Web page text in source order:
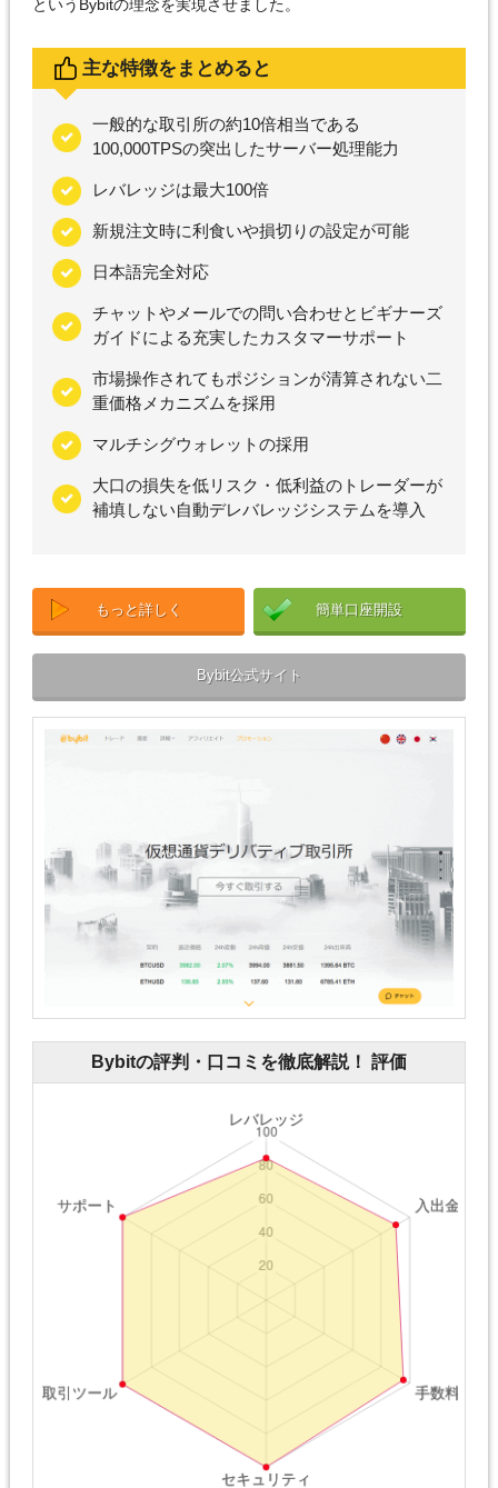
というBybitの理念を実現させました。
主な特徴をまとめると
一般的な取引所の約10倍相当である
100,000TPSの突出したサーバー処理能力
レバレッジは最大100倍
新規注文時に利食いや損切りの設定が可能
日本語完全対応
チャットやメールでの問い合わせとビギナーズ
ガイドによる充実したカスタマーサポート
市場操作されてもポジションが清算されない二
重価格メカニズムを採用
マルチシグウォレットの採用
大口の損失を低リスク・低利益のトレーダーが
補填しない自動デレバレッジシステムを導入
もっと詳しく 簡単口座開設
Bybit公式サイト
Bybitの評判・口コミを徹底解説！ 評価